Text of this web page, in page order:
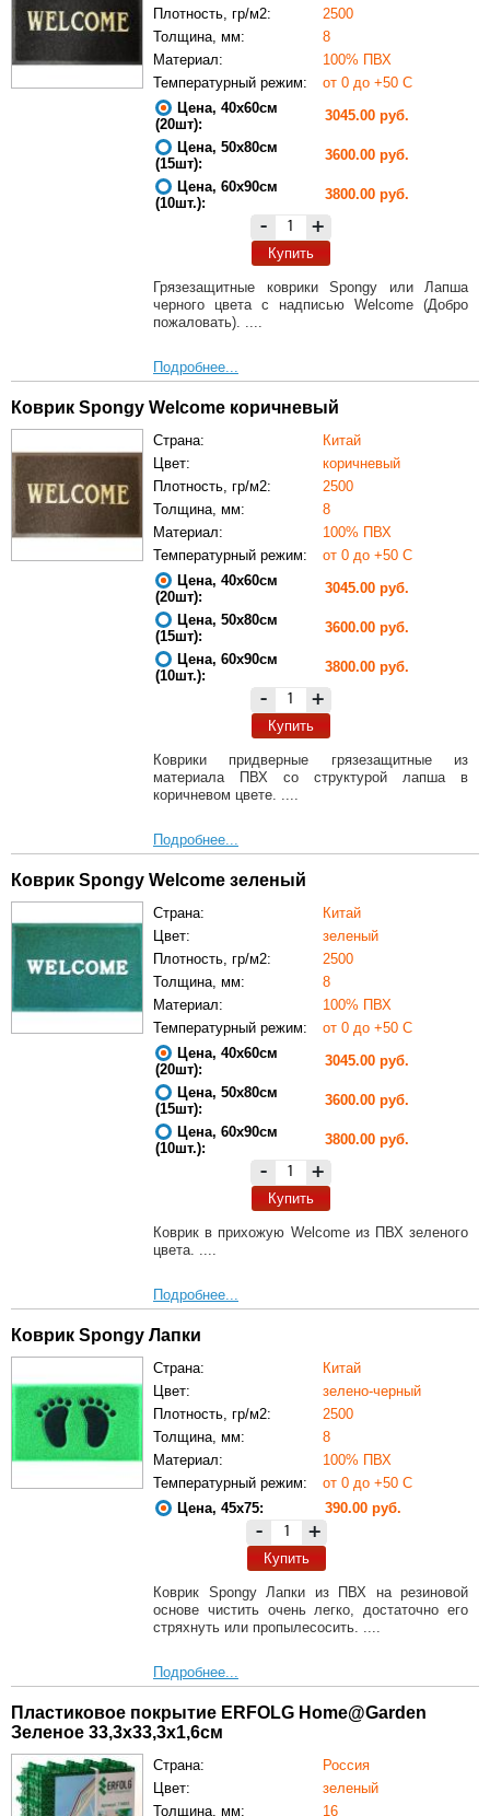
Плотность, гр/м2:
2500
Толщина, мм:
8
Материал:
100% ПВХ
Температурный режим:
от 0 до +50 С
Цена, 40х60см
(20шт):
3045.00 руб.
Цена, 50х80см
(15шт):
3600.00 руб.
Цена, 60х90см
(10шт.):
3800.00 руб.
- +
Купить
Грязезащитные коврики Spongy или Лапша
черного цвета с надписью Welcome (Добро
пожаловать). ....
Подробнее...
Коврик Spongy Welcome коричневый
Страна:
Китай
Цвет:
коричневый
Плотность, гр/м2:
2500
Толщина, мм:
8
Материал:
100% ПВХ
Температурный режим:
от 0 до +50 С
Цена, 40х60см
(20шт):
3045.00 руб.
Цена, 50х80см
(15шт):
3600.00 руб.
Цена, 60х90см
(10шт.):
3800.00 руб.
- +
Купить
Коврики придверные грязезащитные из
материала ПВХ со структурой лапша в
коричневом цвете. ....
Подробнее...
Коврик Spongy Welcome зеленый
Страна:
Китай
Цвет:
зеленый
Плотность, гр/м2:
2500
Толщина, мм:
8
Материал:
100% ПВХ
Температурный режим:
от 0 до +50 С
Цена, 40х60см
(20шт):
3045.00 руб.
Цена, 50х80см
(15шт):
3600.00 руб.
Цена, 60х90см
(10шт.):
3800.00 руб.
- +
Купить
Коврик в прихожую Welcome из ПВХ зеленого
цвета. ....
Подробнее...
Коврик Spongy Лапки
Страна:
Китай
Цвет:
зелено-черный
Плотность, гр/м2:
2500
Толщина, мм:
8
Материал:
100% ПВХ
Температурный режим:
от 0 до +50 С
Цена, 45х75:
390.00 руб.
- +
Купить
Коврик Spongy Лапки из ПВХ на резиновой
основе чистить очень легко, достаточно его
стряхнуть или пропылесосить. ....
Подробнее...
Пластиковое покрытие ERFOLG Home@Garden
Зеленое 33,3х33,3х1,6см
Страна:
Россия
Цвет:
зеленый
Толщина, мм:
16